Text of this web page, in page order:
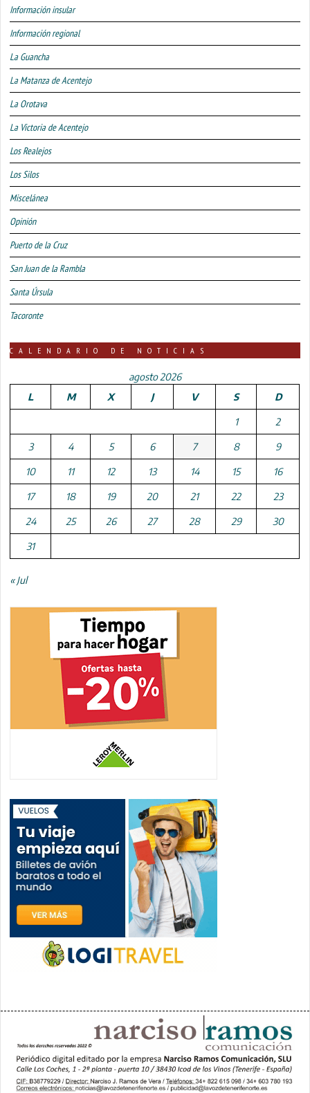
Información insular
Información regional
La Guancha
La Matanza de Acentejo
La Orotava
La Victoria de Acentejo
Los Realejos
Los Silos
Miscelánea
Opinión
Puerto de la Cruz
San Juan de la Rambla
Santa Úrsula
Tacoronte
CALENDARIO DE NOTICIAS
agosto 2026
L
M X J V S D
1 2
3 4 5 6 7 8 9
10 11 12 13 14 15 16
17 18 19 20 21 22 23
24 25 26 27 28 29 30
31
« Jul